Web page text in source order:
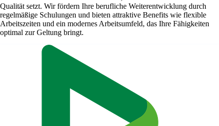
Qualität setzt. Wir fördern Ihre berufliche Weiterentwicklung durch
regelmäßige Schulungen und bieten attraktive Benefits wie flexible
Arbeitszeiten und ein modernes Arbeitsumfeld, das Ihre Fähigkeiten
optimal zur Geltung bringt.